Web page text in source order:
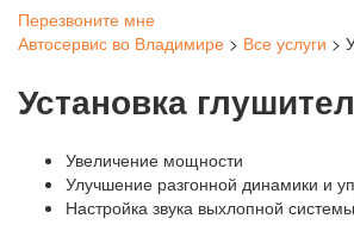
Перезвоните мне
Автосервис во Владимире > Все услуги >
Установка
Увеличение мощности
Улучшение разгонной динамики и
Настройка звука выхлопной системы